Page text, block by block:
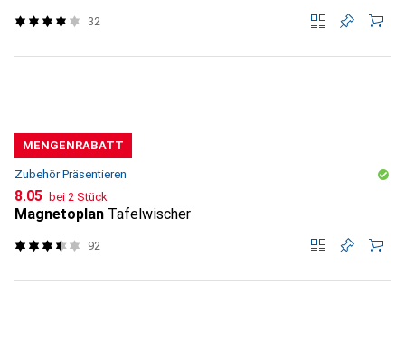
32
MENGENRABATT
Zubehör Präsentieren
CHF
8.05 bei 2 Stück
Magnetoplan Tafelwischer
92